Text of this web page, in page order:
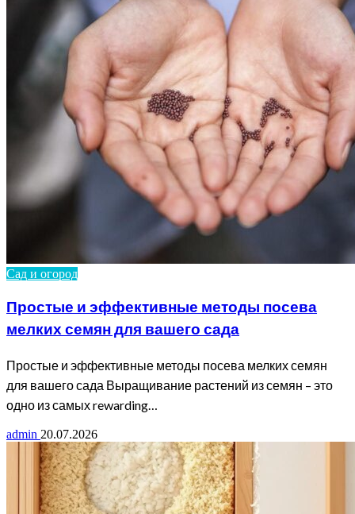
Сад и огород
Простые и эффективные методы посева
мелких семян для вашего сада
Простые и эффективные методы посева мелких семян
для вашего сада Выращивание растений из семян – это
одно из самых rewarding…
admin 20.07.2026